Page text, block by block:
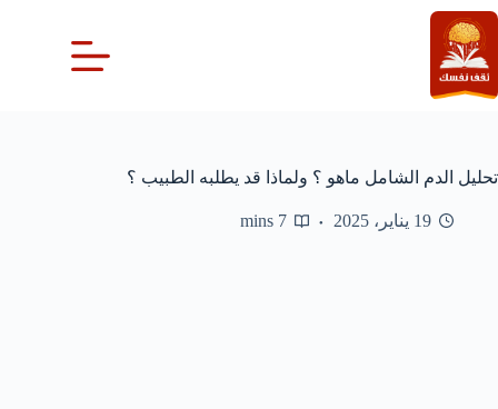
التجاوز
إلى
المحتوى
تحليل الدم الشامل ماهو ؟ ولماذا قد يطلبه الطبيب ؟
19 يناير، 2025 7 mins